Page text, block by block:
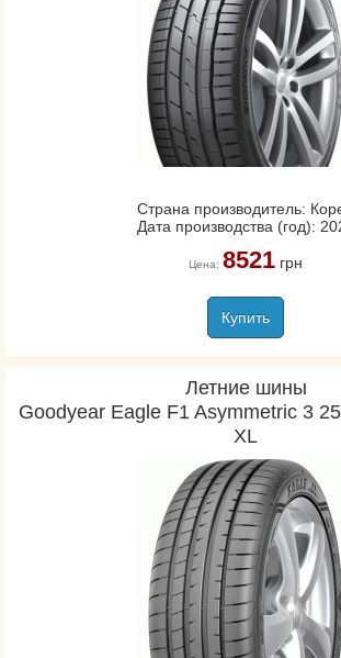
Страна производитель:
Дата производства (год):
Цена: 8521грн
Купить
Летние шины
Goodyear Eagle F1 Asymmetric 3
XL